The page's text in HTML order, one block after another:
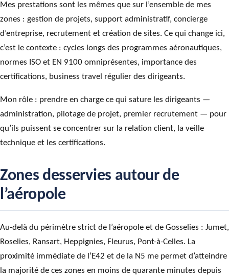
Mes prestations sont les mêmes que sur l’ensemble de mes
zones : gestion de projets, support administratif, concierge
d’entreprise, recrutement et création de sites. Ce qui change ici,
c’est le contexte : cycles longs des programmes aéronautiques,
normes ISO et EN 9100 omniprésentes, importance des
certifications, business travel régulier des dirigeants.
Mon rôle : prendre en charge ce qui sature les dirigeants —
administration, pilotage de projet, premier recrutement — pour
qu’ils puissent se concentrer sur la relation client, la veille
technique et les certifications.
Zones desservies autour de
l’aéropole
Au-delà du périmètre strict de l’aéropole et de Gosselies : Jumet,
Roselies, Ransart, Heppignies, Fleurus, Pont-à-Celles. La
proximité immédiate de l’E42 et de la N5 me permet d’atteindre
la majorité de ces zones en moins de quarante minutes depuis